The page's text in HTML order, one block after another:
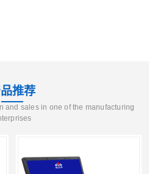
推荐
and sales in one of the manufacturing